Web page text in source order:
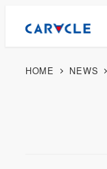
HOME NEWS